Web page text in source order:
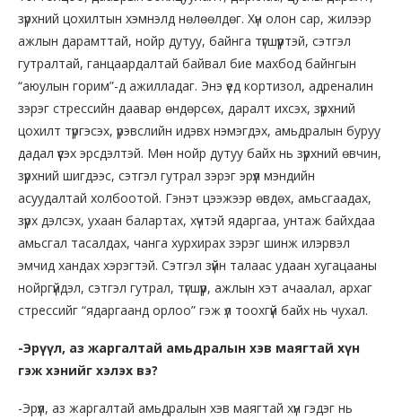
зүрхний цохилтын хэмнэлд нөлөөлдөг. Хүн олон сар, жилээр
ажлын дарамттай, нойр дутуу, байнга түгшүүртэй, сэтгэл
гутралтай, ганцаардалтай байвал бие махбод байнгын
“аюулын горим”-д ажилладаг. Энэ үед кортизол, адреналин
зэрэг стрессийн даавар өндөрсөх, даралт ихсэх, зүрхний
цохилт түргэсэх, үрэвслийн идэвх нэмэгдэх, амьдралын буруу
дадал үүсэх эрсдэлтэй. Мөн нойр дутуу байх нь зүрхний өвчин,
зүрхний шигдээс, сэтгэл гутрал зэрэг эрүүл мэндийн
асуудалтай холбоотой. Гэнэт цээжээр өвдөх, амьсгаадах,
зүрх дэлсэх, ухаан балартах, хүчтэй ядаргаа, унтаж байхдаа
амьсгал тасалдах, чанга хурхирах зэрэг шинж илэрвэл
эмчид хандах хэрэгтэй. Сэтгэл зүйн талаас удаан хугацааны
нойргүйдэл, сэтгэл гутрал, түгшүүр, ажлын хэт ачаалал, архаг
стрессийг “ядаргаанд орлоо” гэж үл тоохгүй байх нь чухал.
-Эрүүл, аз жаргалтай амьдралын хэв маягтай хүн
гэж хэнийг хэлэх вэ?
-Эрүүл, аз жаргалтай амьдралын хэв маягтай хүн гэдэг нь